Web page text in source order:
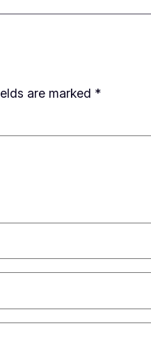
are marked *